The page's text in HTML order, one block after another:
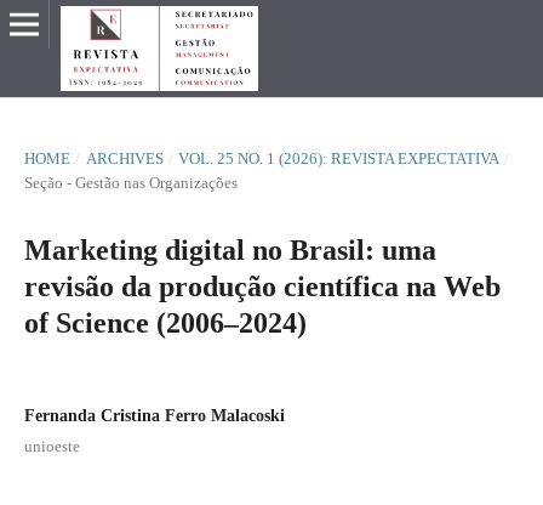
HOME / ARCHIVES / VOL. 25 NO. 1 (2026): REVISTA EXPECTATIVA /
Seção - Gestão nas Organizações
Marketing digital no Brasil: uma
revisão da produção científica na Web
of Science (2006–2024)
Fernanda Cristina Ferro Malacoski
unioeste